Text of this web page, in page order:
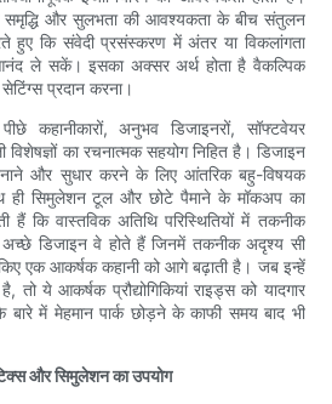
समृद्धि और सुलभता की आवश्यकता के बीच संतुलन
हुए कि संवेदी प्रसंस्करण में अंतर या विकलांगता
ले सकें। इसका अक्सर अर्थ होता है वैकल्पिक
सेटिंग्स प्रदान करना।
कहानीकारों, अनुभव डिजाइनरों, सॉफ्टवेयर
विशेषज्ञों का रचनात्मक सहयोग निहित है। डिजाइन
और सुधार करने के लिए आंतरिक बहु-विषयक
ही सिमुलेशन टूल और छोटे पैमाने के मॉकअप का
हैं कि वास्तविक अतिथि परिस्थितियों में तकनीक
डिजाइन वे होते हैं जिनमें तकनीक अदृश्य सी
एक आकर्षक कहानी को आगे बढ़ाती है। जब इन्हें
तो ये आकर्षक प्रौद्योगिकियां राइड्स को यादगार
में मेहमान पार्क छोड़ने के काफी समय बाद भी
और सिमुलेशन का उपयोग